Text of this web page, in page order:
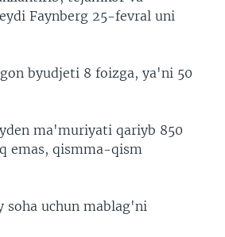
Faynberg 25-fevral uni
byudjeti 8 foizga, ya'ni 50
ma'muriyati qariyb 850
emas, qismma-qism
soha uchun mablag'ni